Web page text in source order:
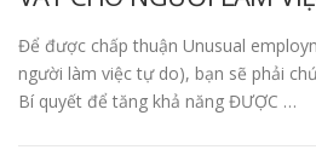
Để được chấp thuận Unusual
người làm việc tự do), bạn sẽ phải
Bí quyết để tăng khả năng ĐƯỢC …